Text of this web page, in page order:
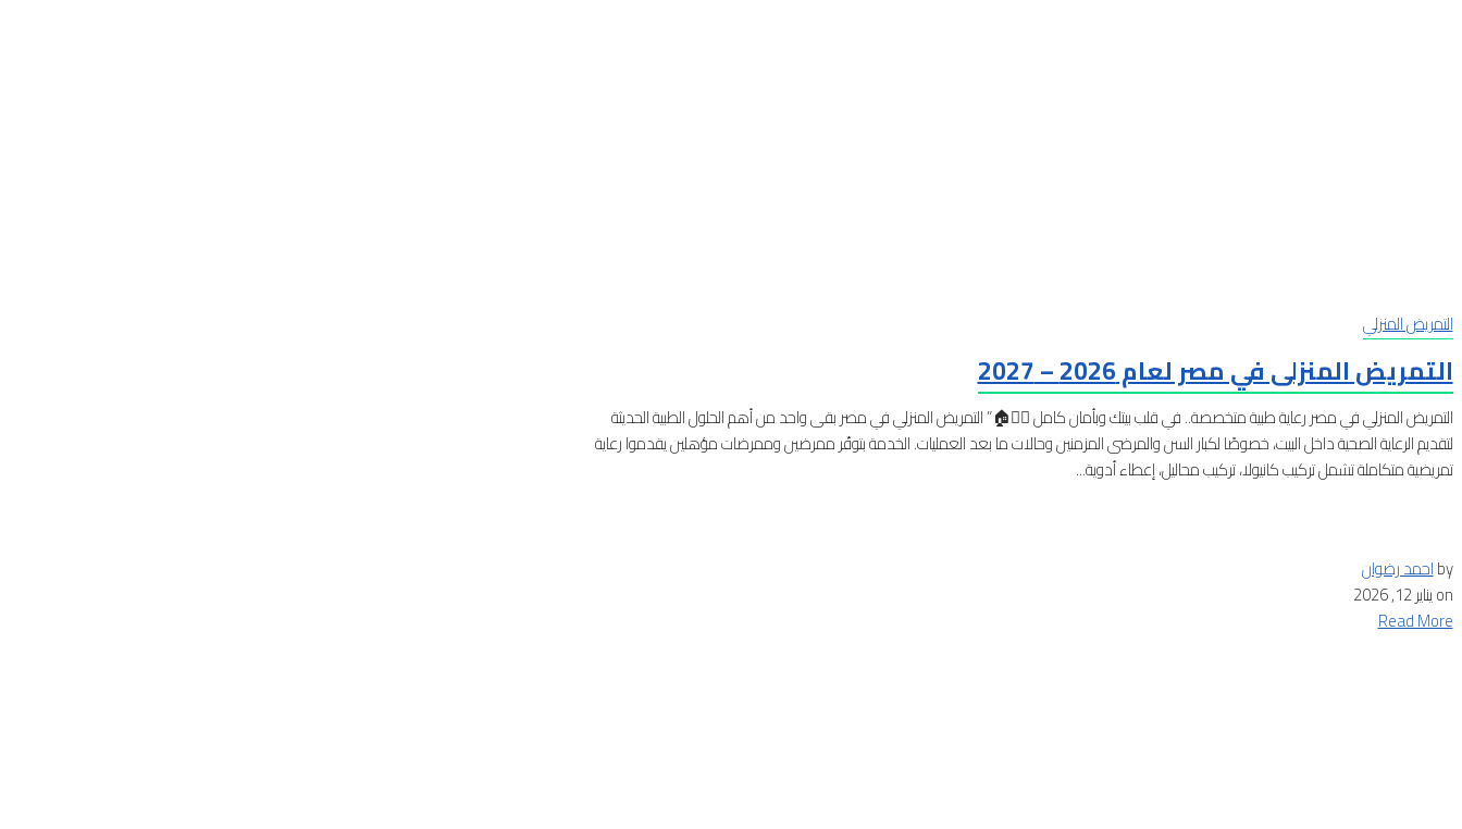
التمريض المنزلي
التمريض المنزلى في مصر لعام 2026 – 2027
التمريض المنزلي في مصر رعاية طبية متخصصة.. في قلب بيتك وبأمان كامل 👩‍⚕️🏠” التمريض المنزلي في مصر بقى واحد من أهم الحلول الطبية الحديثة
لتقديم الرعاية الصحية داخل البيت، خصوصًا لكبار السن والمرضى المزمنين وحالات ما بعد العمليات. الخدمة بتوفّر ممرضين وممرضات مؤهلين يقدموا رعاية
تمريضية متكاملة تشمل تركيب كانيولا، تركيب محاليل، إعطاء أدوية...
byاحمد رضوان
onيناير 12, 2026
Read More